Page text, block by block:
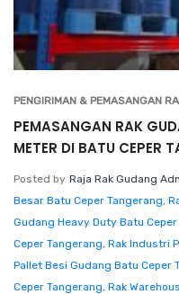
PENGIRIMAN & PEMASANGAN
PEMASANGAN RAK
METER DI BATU CEPER
Posted by Raja Rak Gudang
Besar Batu Ceper Tangerang,
Gudang Heavy Duty Batu
Ceper Tangerang, Rak Industri
Pallet Besi Gudang Batu Ceper
Ceper Tangerang, Rak